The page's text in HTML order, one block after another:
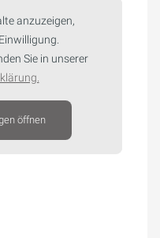
anzuzeigen,
Sie in unserer
öffnen